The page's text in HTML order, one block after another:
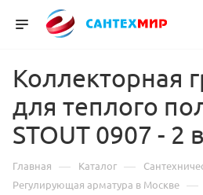
Коллекторная
для теплого
STOUT 0907 - 2
Главная — Каталог —
Регулирующая арматура в Москве —